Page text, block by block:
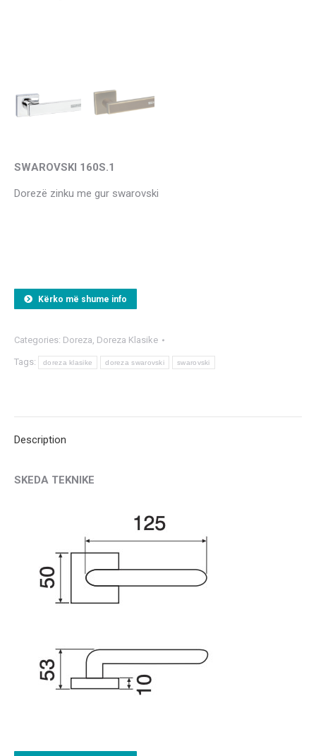
SWAROVSKI 160S.1
Dorezë zinku me gur swarovski
Kërko më shume info
Categories: Doreza, Doreza Klasike
Tags: doreza klasike doreza swarovski swarovski
Description
SKEDA TEKNIKE